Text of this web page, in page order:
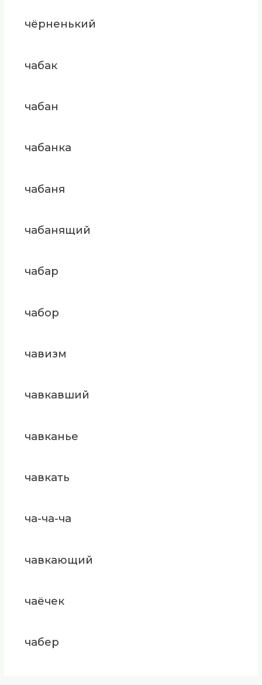
чёрненький
чабак
чабан
чабанка
чабаня
чабанящий
чабар
чабор
чавизм
чавкавший
чавканье
чавкать
ча-ча-ча
чавкающий
чаёчек
чабер